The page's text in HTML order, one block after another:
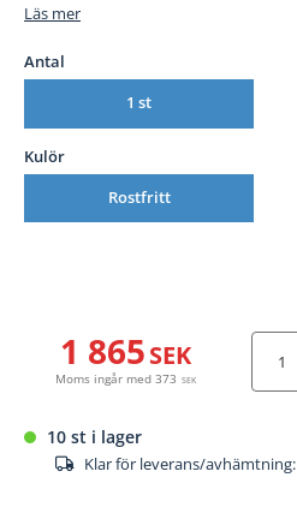
Läs mer
Antal
1 st
Kulör
Rostfritt
1 865SEK
Moms ingår med 373 SEK
10 st i lager
Klar för leverans/avhämtning: